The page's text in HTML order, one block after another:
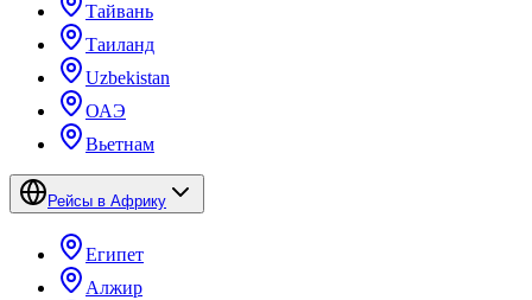
Тайвань
Таиланд
Uzbekistan
ОАЭ
Вьетнам
Рейсы в Африку
Египет
Алжир